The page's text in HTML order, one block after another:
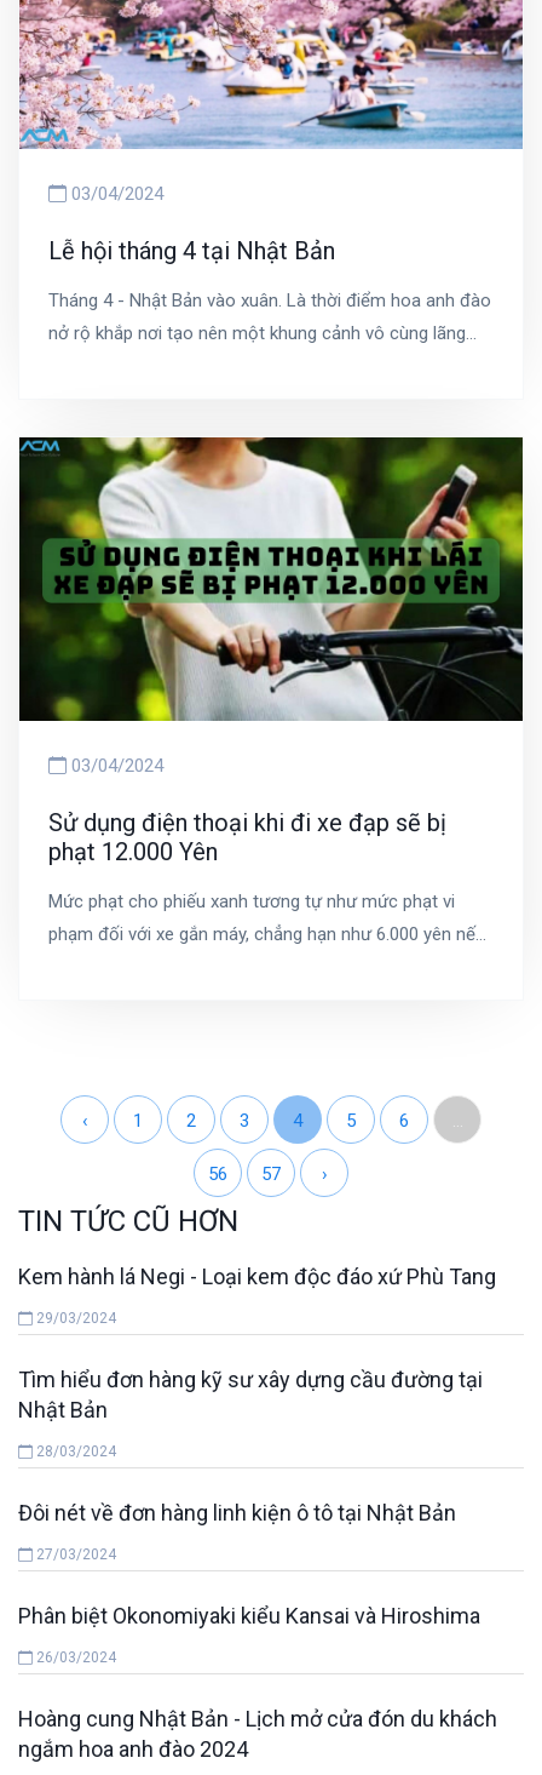
03/04/2024
Lễ hội tháng 4 tại Nhật Bản
Tháng 4 - Nhật Bản vào xuân. Là thời điểm hoa anh đào
nở rộ khắp nơi tạo nên một khung cảnh vô cùng lãng
03/04/2024
Sử dụng điện thoại khi đi xe đạp sẽ bị
phạt 12.000 Yên
Mức phạt cho phiếu xanh tương tự như mức phạt vi
phạm đối với xe gắn máy, chẳng hạn như 6.000 yên nếu
‹ 1 2 3 4 5 6 ...
56 57 ›
TIN TỨC CŨ HƠN
Kem hành lá Negi - Loại kem độc đáo xứ Phù Tang
29/03/2024
Tìm hiểu đơn hàng kỹ sư xây dựng cầu đường tại
Nhật Bản
28/03/2024
Đôi nét về đơn hàng linh kiện ô tô tại Nhật Bản
27/03/2024
Phân biệt Okonomiyaki kiểu Kansai và Hiroshima
26/03/2024
Hoàng cung Nhật Bản - Lịch mở cửa đón du khách
ngắm hoa anh đào 2024